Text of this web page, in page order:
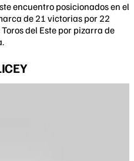
encuentro posicionados en el
de 21 victorias por 22
del Este por pizarra de